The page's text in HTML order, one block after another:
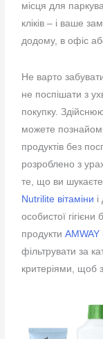
місця для
кліків – і ваше
додому, в офіс
Не варто
не поспішати з
покупку.
можете
продуктів без
розроблено з
те, що ви
Nutrilite вітаміни
особистої гігієни
продуктиAMWAY
фільтрувати за
критеріями, щоб